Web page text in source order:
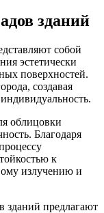
зданий
собой
эстетически
поверхностей.
создавая
облицовки
Благодаря
к
излучению и
зданий предлагают